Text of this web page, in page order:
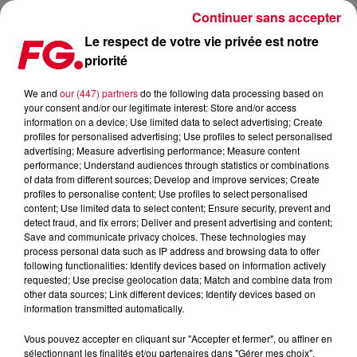
DÉSORMAIS AU TOUR D'ALOK, MAIS ILS ONT QUOI À TOUS
Publié : 3 décembre 2025 à 10h12 par Antony Harari
Le respect de votre vie privée est notre
priorité
We and our (447) partnersdo the following data processing based on
your consent and/or our legitimate interest: Store and/or access
information on a device; Use limited data to select advertising; Create
profiles for personalised advertising; Use profiles to select personalised
advertising; Measure advertising performance; Measure content
performance; Understand audiences through statistics or combinations
of data from different sources; Develop and improve services; Create
profiles to personalise content; Use profiles to select personalised
content; Use limited data to select content; Ensure security, prevent and
detect fraud, and fix errors; Deliver and present advertising and content;
Save and communicate privacy choices. These technologies may
process personal data such as IP address and browsing data to offer
following functionalities: Identify devices based on information actively
requested; Use precise geolocation data; Match and combine data from
other data sources; Link different devices; Identify devices based on
information transmitted automatically.
Vous pouvez accepter en cliquant sur "Accepter et fermer", ou affiner en
sélectionnant les finalités et/ou partenaires dans "Gérer mes choix".
Continuer sans accepter